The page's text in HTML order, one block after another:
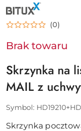
NAZWA
PRODUCENTA:
BITUXX
(0)
Brak towaru
Skrzynka na
MAIL z
Symbol:
Skrzynka